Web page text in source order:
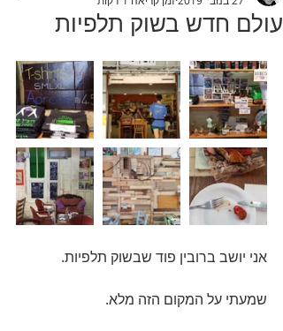
עולם חדש בשוק תלפיות
אני יושב ברובין פוד שבשוק תלפיות.
שמעתי על המקום הזה מלא.